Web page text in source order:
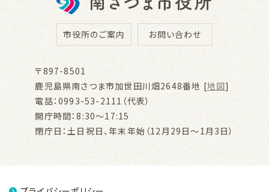
市役所のご案内 お問い合わせ
〒897-8501
鹿児島県南さつま市加世田川畑2648番地 [地図]
電話：0993-53-2111（代表）
開庁時間：8:30～17:15
閉庁日：土日祝日、年末年始（12月29日～1月3日）